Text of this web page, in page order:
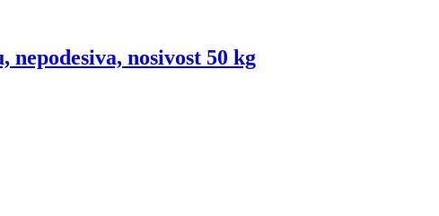
nepodesiva, nosivost 50 kg